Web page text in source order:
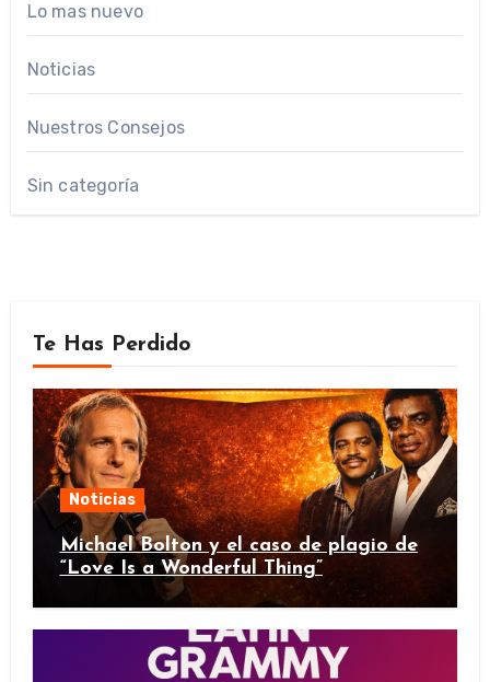
Lo mas nuevo
Noticias
Nuestros Consejos
Sin categoría
Te Has Perdido
Noticias
Michael Bolton y el caso de plagio de
“Love Is a Wonderful Thing”